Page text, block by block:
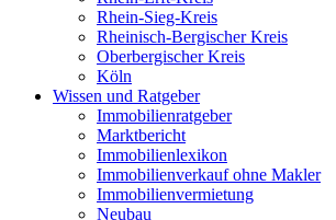
Rhein-Sieg-Kreis
Rheinisch-Bergischer Kreis
Oberbergischer Kreis
Köln
Wissen und Ratgeber
Immobilienratgeber
Marktbericht
Immobilienlexikon
Immobilienverkauf ohne Makler
Immobilienvermietung
Neubau